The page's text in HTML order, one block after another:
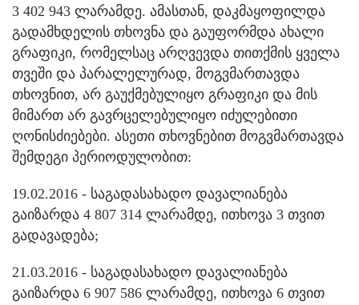
3 402 943 ლარამდე. ამასთან, დაკმაყოფილდა
გადამხდელის თხოვნა და გაუფორმდა ახალი
გრაფიკი, რომელსაც არღვევდა თითქმის ყველა
თვეში და პარალელურად, მოგვმართავდა
თხოვნით, არ გაუქმებულიყო გრაფიკი და მის
მიმართ არ გავრცელებულიყო იძულებითი
ღონისძიებები. ასეთი თხოვნებით მოგვმართავდა
შემდეგი პერიოდულობით:
19.02.2016 - საგადასახადო დავალიანება
გაიზარდა 4 807 314 ლარამდე, ითხოვა 3 თვით
გადავადება;
21.03.2016 - საგადასახადო დავალიანება
გაიზარდა 6 907 586 ლარამდე, ითხოვა 6 თვით